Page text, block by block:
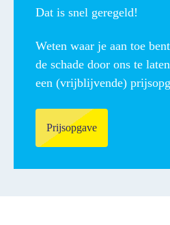
Dat is snel geregeld!
Weten waar je aan toe
de schade door ons te
een (vrijblijvende)
Prijsopgave